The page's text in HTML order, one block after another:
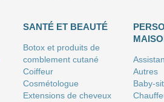
SANTÉ ET BEAUTÉ
Botox et produits de
comblement cutané
Coiffeur
Сosmétologue
Extensions de cheveux
Autres
Baby-